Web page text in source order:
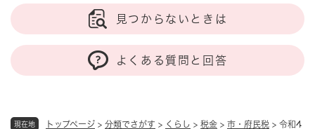
現在地 トップページ > 分類でさがす > くらし > 税金 > 市・府民税 > 令和4
見つからないときは
よくある質問と回答